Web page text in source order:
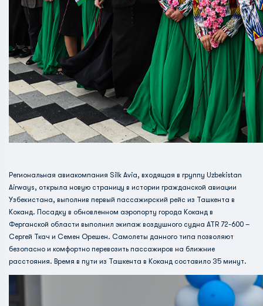
Региональная авиакомпания Silk Avia, входящая в группу Uzbekistan
Airways, открыла новую страницу в истории гражданской авиации
Узбекистана, выполнив первый пассажирский рейс из Ташкента в
Коканд. Посадку в обновленном аэропорту города Коканд в
Ферганской области выполнил экипаж воздушного судна ATR 72-600 –
Сергей Ткач и Семен Орешен. Самолеты данного типа позволяют
безопасно и комфортно перевозить пассажиров на ближние
расстояния. Время в пути из Ташкента в Коканд составило 35 минут.